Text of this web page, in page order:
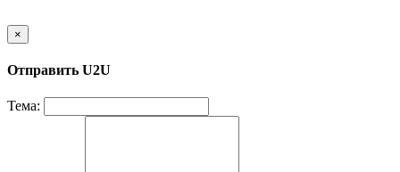
×
Отправить U2U
Тема: